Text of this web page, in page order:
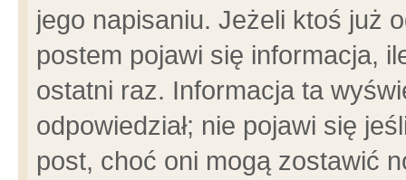
jego napisaniu. Jeżeli ktoś już
postem pojawi się informacja,
ostatni raz. Informacja ta
odpowiedział; nie pojawi się
post, choć oni mogą zostawić